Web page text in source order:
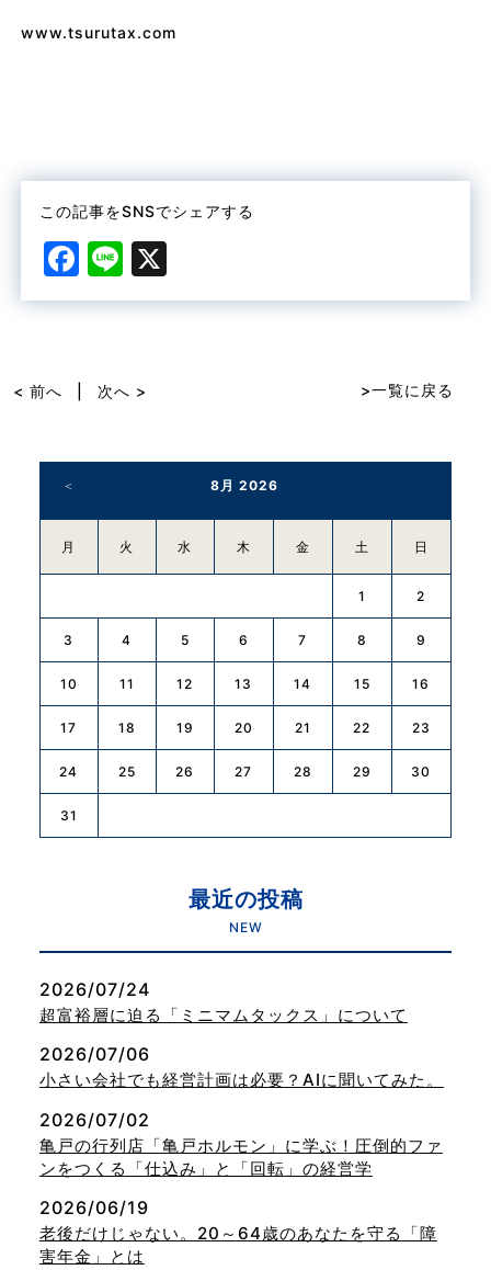
www.tsurutax.com
この記事をSNSでシェアする
F
a
b
o
Li
n
>一覧に戻る
< 前へ 次へ >
8月 2026
月 火 水 木 金 土 日
1 2
3 4 5 6 7 8 9
10 11 12 13 14 15 16
17 18 19 20 21 22 23
24 25 26 27 28 29 30
31
最近の投稿
NEW
2026/07/24
超富裕層に迫る「ミニマムタックス」について
2026/07/06
小さい会社でも経営計画は必要？AIに聞いてみた。
2026/07/02
亀戸の行列店「亀戸ホルモン」に学ぶ！圧倒的ファ
ンをつくる「仕込み」と「回転」の経営学
2026/06/19
老後だけじゃない。20～64歳のあなたを守る「障
害年金」とは